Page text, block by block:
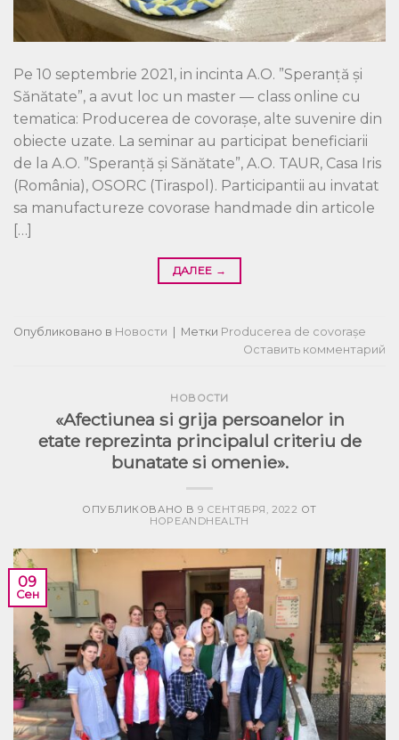
Pe 10 septembrie 2021, in incinta A.O. ”Speranță și
Sănătate”, a avut loc un master — class online cu
tematica: Producerea de covorașe, alte suvenire din
obiecte uzate. La seminar au participat beneficiarii
de la A.O. ”Speranță și Sănătate”, A.O. TAUR, Casa Iris
(România), OSORC (Tiraspol). Participantii au invatat
sa manufactureze covorase handmade din articole
[…]
ДАЛЕЕ →
Опубликовано в Новости | Метки Producerea de covorașe
Оставить комментарий
НОВОСТИ
«Afectiunea si grija persoanelor in
etate reprezinta principalul criteriu de
bunatate si omenie».
ОПУБЛИКОВАНО В9 СЕНТЯБРЯ, 2022 ОТ
HOPEANDHEALTH
09
Сен